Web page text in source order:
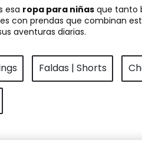
esa ropa para niñas que tanto
con prendas que combinan
aventuras diarias.
Faldas | Shorts